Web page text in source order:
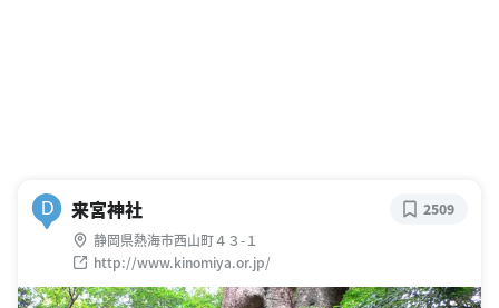
D 来宮神社
静岡県熱海市西山町４３-１
http://www.kinomiya.or.jp/
2509